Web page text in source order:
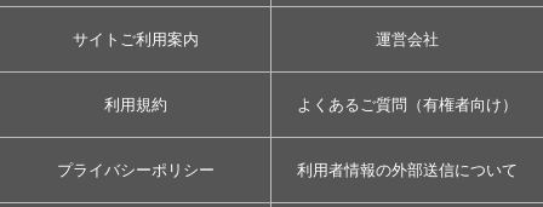
サイトご利用案内 運営会社
利用規約 よくあるご質問（有権者向け）
プライバシーポリシー 利用者情報の外部送信について